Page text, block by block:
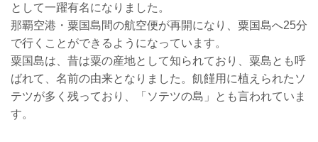
として一躍有名になりました。
那覇空港・粟国島間の航空便が再開になり、粟国島へ25分
で行くことができるようになっています。
粟国島は、昔は粟の産地として知られており、粟島とも呼
ばれて、名前の由来となりました。飢饉用に植えられたソ
テツが多く残っており、「ソテツの島」とも言われていま
す。